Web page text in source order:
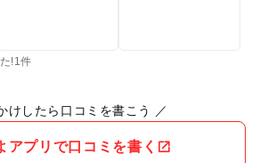
!1件
けしたら口コミを書こう ／
アプリで口コミを書く